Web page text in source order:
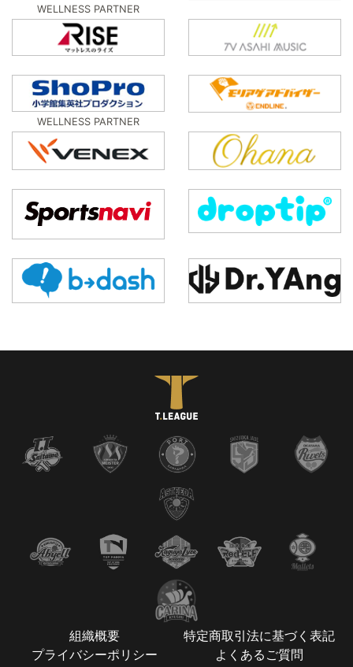
WELLNESS PARTNER
WELLNESS PARTNER
組織概要
特定商取引法に基づく表記
プライバシーポリシー
よくあるご質問